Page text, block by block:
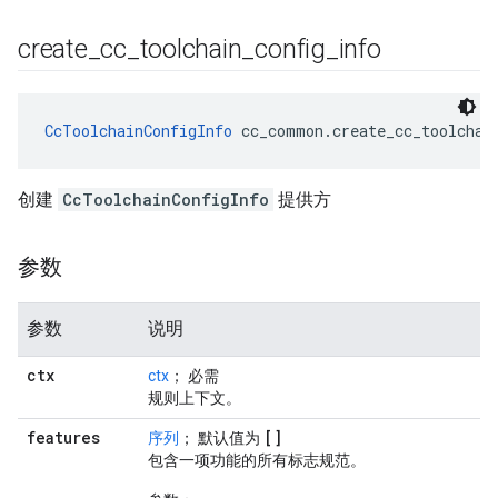
create _cc toolchain _config info
CcToolchainConfigInfo
创建 CcToolchainConfigInfo 提供方
参数
参数 说明
ctx ctx ； 必需
规则上下文。
features 序列 ； 默认值为 []
包含一项功能的所有标志规范。